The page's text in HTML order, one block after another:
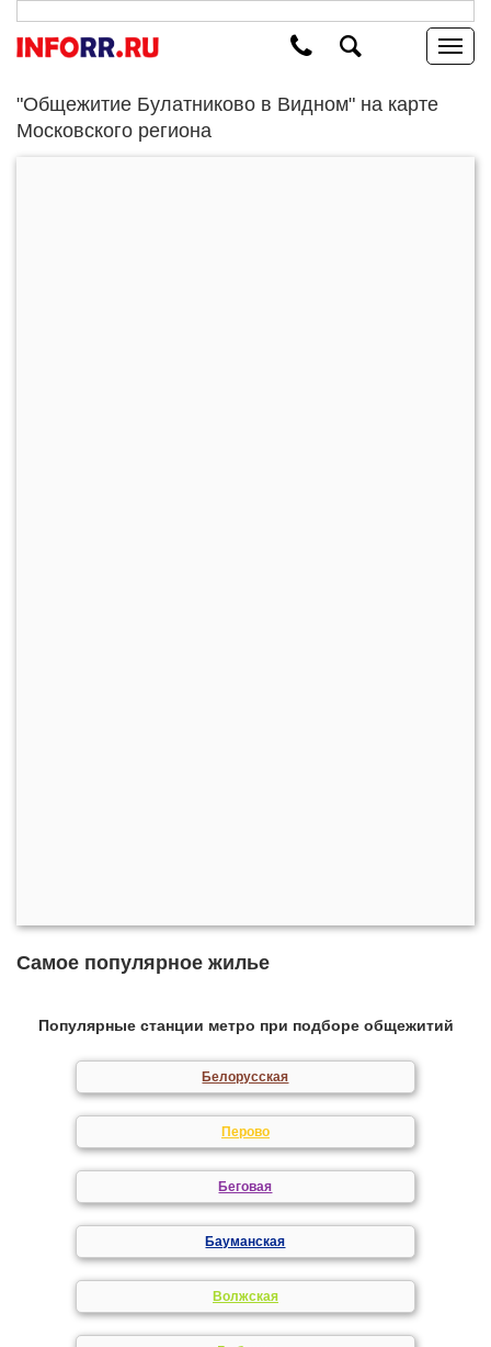
"Общежитие Булатниково в Видном" на карте
Московского региона
Самое популярное жилье
Популярные станции метро при подборе общежитий
Белорусская
Перово
Беговая
Бауманская
Волжская